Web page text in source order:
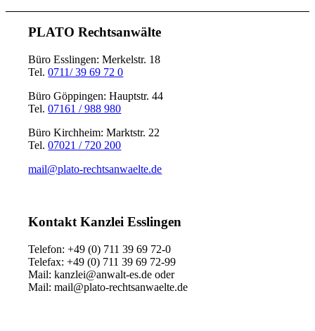
PLATO Rechtsanwälte
Büro Esslingen: Merkelstr. 18
Tel.0711/ 39 69 72 0
Büro Göppingen: Hauptstr. 44
Tel.07161 / 988 980
Büro Kirchheim: Marktstr. 22
Tel.07021 / 720 200
mail@plato-rechtsanwaelte.de
Kontakt Kanzlei Esslingen
Telefon: +49 (0) 711 39 69 72-0
Telefax: +49 (0) 711 39 69 72-99
Mail: kanzlei@anwalt-es.de oder
Mail: mail@plato-rechtsanwaelte.de